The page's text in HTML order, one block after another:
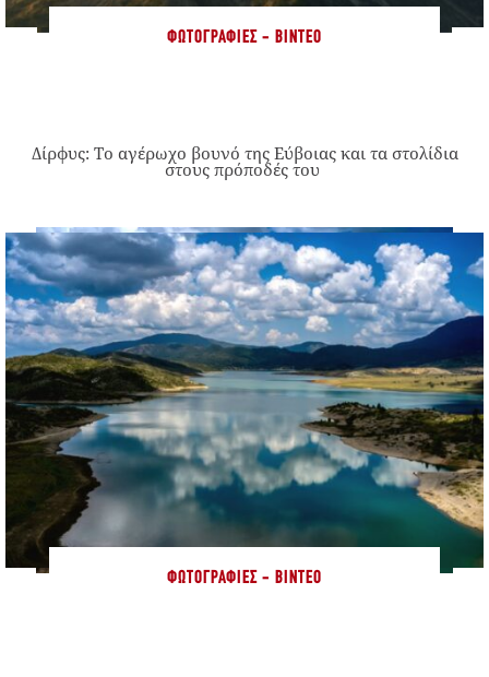
ΦΩΤΟΓΡΑΦΊΕΣ - ΒΊΝΤΕΟ
Δίρφυς: Το αγέρωχο βουνό της Εύβοιας και τα στολίδια
στους πρόποδές του
ΦΩΤΟΓΡΑΦΊΕΣ - ΒΊΝΤΕΟ